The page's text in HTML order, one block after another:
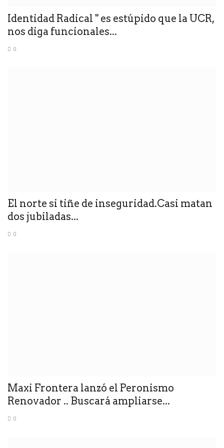
Identidad Radical " es estúpido que la UCR,
nos diga funcionales...
0
El norte si tiñe de inseguridad.Casi matan
dos jubiladas...
0
Maxi Frontera lanzó el Peronismo
Renovador .. Buscará ampliarse...
0